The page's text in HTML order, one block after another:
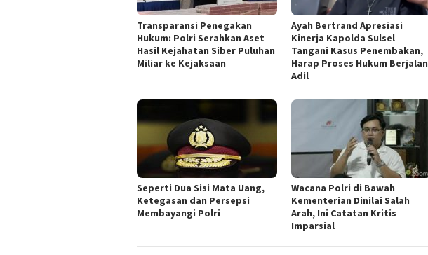
Transparansi Penegakan
Hukum: Polri Serahkan Aset
Hasil Kejahatan Siber Puluhan
Miliar ke Kejaksaan
Ayah Bertrand Apresiasi
Kinerja Kapolda Sulsel
Tangani Kasus Penembakan,
Harap Proses Hukum Berjalan
Adil
Seperti Dua Sisi Mata Uang,
Ketegasan dan Persepsi
Membayangi Polri
Wacana Polri di Bawah
Kementerian Dinilai Salah
Arah, Ini Catatan Kritis
Imparsial